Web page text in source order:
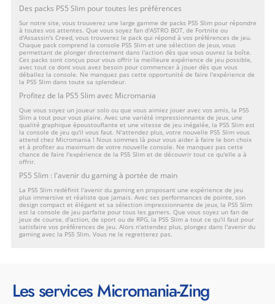
Des packs PS5 Slim pour toutes les préférences
Sur notre site, vous trouverez une large gamme de packs PS5 Slim pour répondre
à toutes vos attentes. Que vous soyez fan d'ASTRO BOT, de Fortnite ou
d'Assassin's Creed, vous trouverez le pack qui répond à vos préférences de jeu.
Chaque pack comprend la console PS5 Slim et une sélection de jeux, vous
permettant de plonger directement dans l'action dès que vous ouvrez la boîte.
Ces packs sont conçus pour vous offrir la meilleure expérience de jeu possible,
avec tout ce dont vous avez besoin pour commencer à jouer dès que vous
déballez la console. Ne manquez pas cette opportunité de faire l'expérience de
la PS5 Slim dans toute sa splendeur.
Profitez de la PS5 Slim avec Micromania
Que vous soyez un joueur solo ou que vous aimiez jouer avec vos amis, la PS5
Slim a tout pour vous plaire. Avec une variété impressionnante de jeux, une
qualité graphique époustouflante et une vitesse de jeu inégalée, la PS5 Slim est
la console de jeu qu'il vous faut. N'attendez plus, votre nouvelle PS5 Slim vous
attend chez Micromania ! Nous sommes là pour vous aider à faire le bon choix
et à profiter au maximum de votre nouvelle console. Ne manquez pas cette
chance de faire l'expérience de la PS5 Slim et de découvrir tout ce qu'elle a à
offrir.
PS5 Slim : l'avenir du gaming à portée de main
La PS5 Slim redéfinit l'avenir du gaming en proposant une expérience de jeu
plus immersive et réaliste que jamais. Avec ses performances de pointe, son
design compact et élégant et sa sélection impressionnante de jeux, la PS5 Slim
est la console de jeu parfaite pour tous les gamers. Que vous soyez un fan de
jeux de course, d'action, de sport ou de RPG, la PS5 Slim a tout ce qu'il faut pour
satisfaire vos préférences de jeu. Alors n'attendez plus, plongez dans l'avenir du
gaming avec la PS5 Slim. Vous ne le regretterez pas.
Les services Micromania-Zing